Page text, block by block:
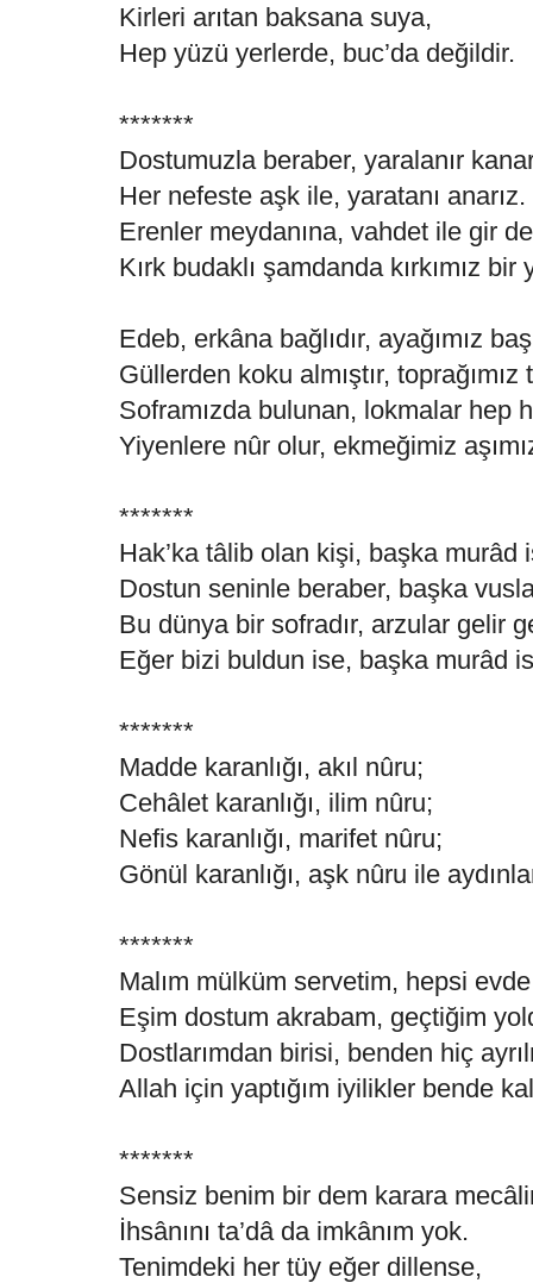
Kirleri arıtan baksana suya,
Hep yüzü yerlerde, buc’da değildir.
*******
Dostumuzla beraber, yaralanır
Her nefeste aşk ile, yaratanı anarız.
Erenler meydanına, vahdet ile gir
Kırk budaklı şamdanda kırkımız bir
Edeb, erkâna bağlıdır, ayağımız
Güllerden koku almıştır, toprağımız
Soframızda bulunan, lokmalar hep
Yiyenlere nûr olur, ekmeğimiz
*******
Hak’ka tâlib olan kişi, başka murâd
Dostun seninle beraber, başka
Bu dünya bir sofradır, arzular gelir
Eğer bizi buldun ise, başka murâd
*******
Madde karanlığı, akıl nûru;
Cehâlet karanlığı, ilim nûru;
Nefis karanlığı, marifet nûru;
Gönül karanlığı, aşk nûru ile
*******
Malım mülküm servetim, hepsi evde
Eşim dostum akrabam, geçtiğim
Dostlarımdan birisi, benden hiç
Allah için yaptığım iyilikler bende
*******
Sensiz benim bir dem karara
İhsânını ta’dâ da imkânım yok.
Tenimdeki her tüy eğer dillense,